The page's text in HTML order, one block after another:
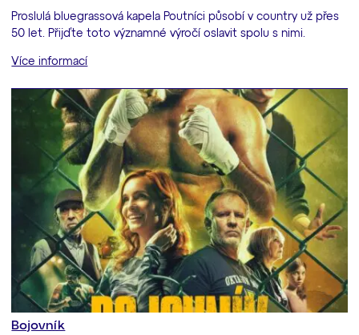
Proslulá bluegrassová kapela Poutníci působí v country už přes
50 let. Přijďte toto významné výročí oslavit spolu s nimi.
Více informací
Bojovník